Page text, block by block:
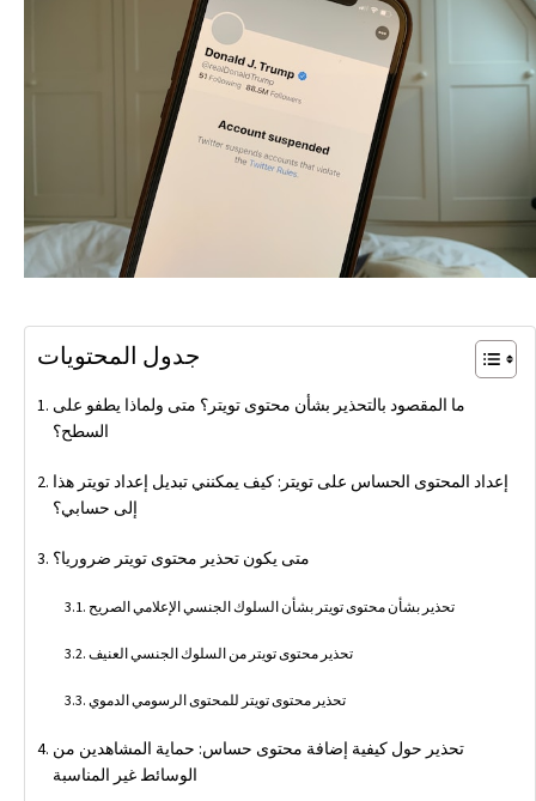
جدول المحتويات
ما المقصود بالتحذير بشأن محتوى تويتر؟ متى ولماذا يطفو على
السطح؟
إعداد المحتوى الحساس على تويتر: كيف يمكنني تبديل إعداد تويتر هذا
إلى حسابي؟
متى يكون تحذير محتوى تويتر ضروريا؟
تحذير بشأن محتوى تويتر بشأن السلوك الجنسي الإعلامي الصريح
تحذير محتوى تويتر من السلوك الجنسي العنيف
تحذير محتوى تويتر للمحتوى الرسومي الدموي
تحذير حول كيفية إضافة محتوى حساس: حماية المشاهدين من
الوسائط غير المناسبة